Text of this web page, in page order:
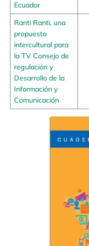
Ecuador
Ranti Ranti, una
propuesta
intercultural para
la TV Consejo de
regulación y
Desarrollo de la
Información y
Comunicación